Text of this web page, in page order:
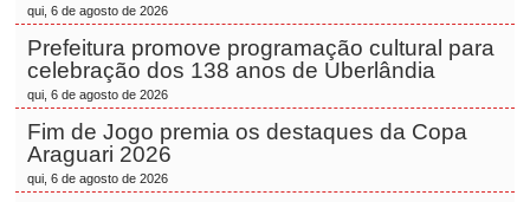
qui, 6 de agosto de 2026
Prefeitura promove programação cultural para
celebração dos 138 anos de Uberlândia
qui, 6 de agosto de 2026
Fim de Jogo premia os destaques da Copa
Araguari 2026
qui, 6 de agosto de 2026